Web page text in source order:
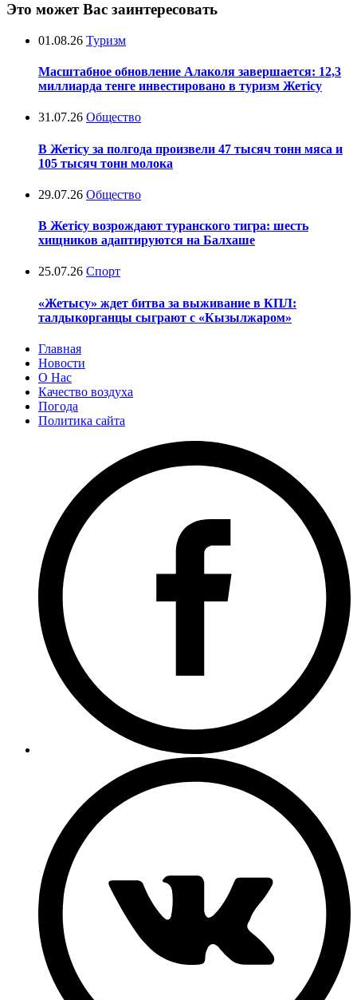
Это может Вас заинтересовать
01.08.26 Туризм
Масштабное обновление Алаколя завершается: 12,3
миллиарда тенге инвестировано в туризм Жетісу
31.07.26 Общество
В Жетісу за полгода произвели 47 тысяч тонн мяса и
105 тысяч тонн молока
29.07.26 Общество
В Жетісу возрождают туранского тигра: шесть
хищников адаптируются на Балхаше
25.07.26 Спорт
«Жетысу» ждет битва за выживание в КПЛ:
талдыкорганцы сыграют с «Кызылжаром»
Главная
Новости
О Нас
Качество воздуха
Погода
Политика сайта